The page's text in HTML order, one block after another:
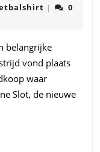
Brentford
met
2-
0:
Slot’s
|
0
belangrijke
vond plaats
waar
Slot, de nieuwe